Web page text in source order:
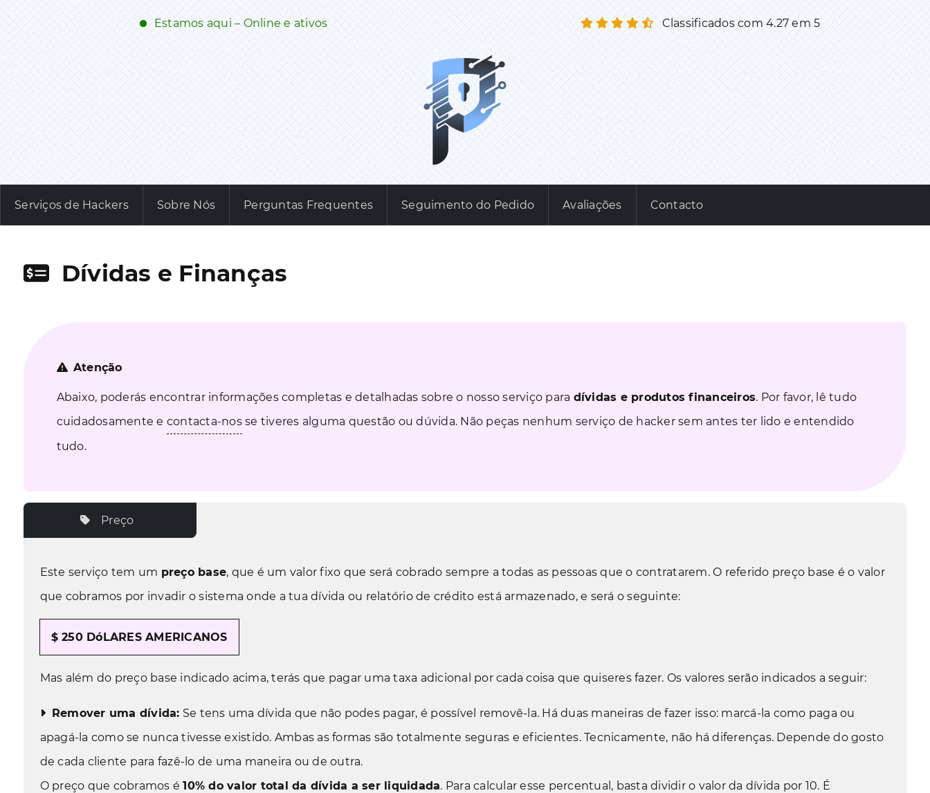
Estamos aqui – Online e ativos Classificados com 4.27 em 5
Serviços de Hackers Sobre Nós Perguntas Frequentes Seguimento do Pedido Avaliações Contacto
Dívidas e Finanças
Atenção
Abaixo, poderás encontrar informações completas e detalhadas sobre o nosso serviço para dívidas e produtos financeiros. Por favor, lê tudo
cuidadosamente e contacta-nosse tiveres alguma questão ou dúvida. Não peças nenhum serviço de hacker sem antes ter lido e entendido
tudo.
Preço
Este serviço tem um preço base, que é um valor fixo que será cobrado sempre a todas as pessoas que o contratarem. O referido preço base é o valor
que cobramos por invadir o sistema onde a tua dívida ou relatório de crédito está armazenado, e será o seguinte:
$ 250 DóLARES AMERICANOS
Mas além do preço base indicado acima, terás que pagar uma taxa adicional por cada coisa que quiseres fazer. Os valores serão indicados a seguir:
Remover uma dívida: Se tens uma dívida que não podes pagar, é possível removê-la. Há duas maneiras de fazer isso: marcá-la como paga ou
apagá-la como se nunca tivesse existido. Ambas as formas são totalmente seguras e eficientes. Tecnicamente, não há diferenças. Depende do gosto
de cada cliente para fazê-lo de uma maneira ou de outra.
O preço que cobramos é10% do valor total da dívida a ser liquidada. Para calcular esse percentual, basta dividir o valor da dívida por 10. É